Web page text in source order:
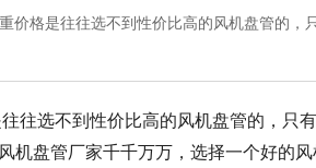
价格是往往选不到性价比高的风机盘管的，
往选不到性价比高的风机盘管的，只
机盘管厂家千千万万，选择一个好的